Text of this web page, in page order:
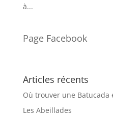
à...
Page Facebook
Articles récents
Où trouver une
Les Abeillades